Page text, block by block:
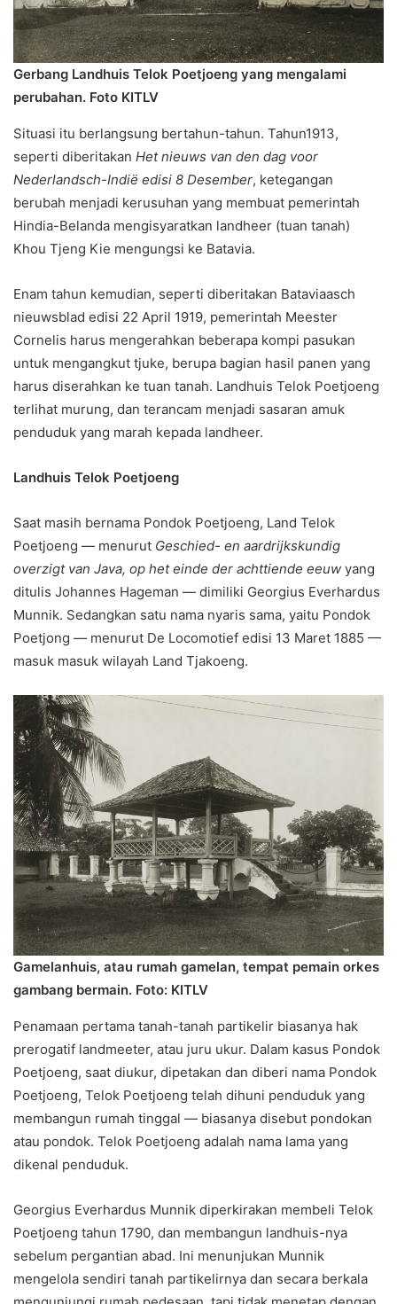
Gerbang Landhuis Telok Poetjoeng yang mengalami
perubahan. Foto KITLV
Situasi itu berlangsung bertahun-tahun. Tahun1913,
seperti diberitakan Het nieuws van den dag voor
Nederlandsch-Indië edisi 8 Desember, ketegangan
berubah menjadi kerusuhan yang membuat pemerintah
Hindia-Belanda mengisyaratkan landheer (tuan tanah)
Khou Tjeng Kie mengungsi ke Batavia.
Enam tahun kemudian, seperti diberitakan Bataviaasch
nieuwsblad edisi 22 April 1919, pemerintah Meester
Cornelis harus mengerahkan beberapa kompi pasukan
untuk mengangkut tjuke, berupa bagian hasil panen yang
harus diserahkan ke tuan tanah. Landhuis Telok Poetjoeng
terlihat murung, dan terancam menjadi sasaran amuk
penduduk yang marah kepada landheer.
Landhuis Telok Poetjoeng
Saat masih bernama Pondok Poetjoeng, Land Telok
Poetjoeng — menurut Geschied- en aardrijkskundig
overzigt van Java, op het einde der achttiende eeuw yang
ditulis Johannes Hageman — dimiliki Georgius Everhardus
Munnik. Sedangkan satu nama nyaris sama, yaitu Pondok
Poetjong — menurut De Locomotief edisi 13 Maret 1885 —
masuk masuk wilayah Land Tjakoeng.
Gamelanhuis, atau rumah gamelan, tempat pemain orkes
gambang bermain. Foto: KITLV
Penamaan pertama tanah-tanah partikelir biasanya hak
prerogatif landmeeter, atau juru ukur. Dalam kasus Pondok
Poetjoeng, saat diukur, dipetakan dan diberi nama Pondok
Poetjoeng, Telok Poetjoeng telah dihuni penduduk yang
membangun rumah tinggal — biasanya disebut pondokan
atau pondok. Telok Poetjoeng adalah nama lama yang
dikenal penduduk.
Georgius Everhardus Munnik diperkirakan membeli Telok
Poetjoeng tahun 1790, dan membangun landhuis-nya
sebelum pergantian abad. Ini menunjukan Munnik
mengelola sendiri tanah partikelirnya dan secara berkala